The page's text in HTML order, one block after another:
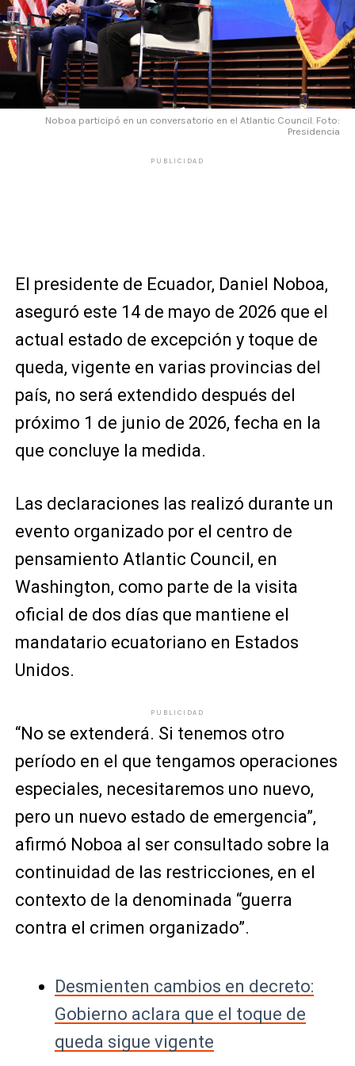
Noboa participó en un conversatorio en el Atlantic Council. Foto:
Presidencia
PUBLICIDAD
El presidente de Ecuador, Daniel Noboa,
aseguró este 14 de mayo de 2026 que el
actual estado de excepción y toque de
queda, vigente en varias provincias del
país, no será extendido después del
próximo 1 de junio de 2026, fecha en la
que concluye la medida.
Las declaraciones las realizó durante un
evento organizado por el centro de
pensamiento Atlantic Council, en
Washington, como parte de la visita
oficial de dos días que mantiene el
mandatario ecuatoriano en Estados
Unidos.
PUBLICIDAD
“No se extenderá. Si tenemos otro
período en el que tengamos operaciones
especiales, necesitaremos uno nuevo,
pero un nuevo estado de emergencia”,
afirmó Noboa al ser consultado sobre la
continuidad de las restricciones, en el
contexto de la denominada “guerra
contra el crimen organizado”.
Desmienten cambios en decreto:
Gobierno aclara que el toque de
queda sigue vigente